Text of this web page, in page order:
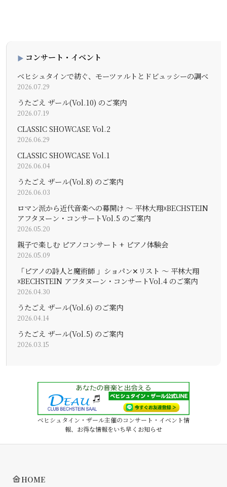
コンサート・イベント
ベヒシュタインで紡ぐ、モーツァルトとドビュッシーの調べ
2026.07.29
うたごえ ザール(Vol.10) のご案内
2026.07.19
CLASSIC SHOWCASE Vol.2
2026.06.29
CLASSIC SHOWCASE Vol.1
2026.06.04
うたごえ ザール(Vol.8) のご案内
2026.06.03
ロマン派から近代音楽への幕開け 〜 平林大翔☓BECHSTEIN
アフタヌーン・コンサートVol.5 のご案内
2026.05.20
親子で楽しむ ピアノコンサート + ピアノ体験会
2026.05.09
「ピアノの詩人と魔術師 」ショパン✕リスト 〜 平林大翔
☓BECHSTEIN アフタヌーン・コンサートVol.4 のご案内
2026.04.30
うたごえ ザール(Vol.6) のご案内
2026.04.14
うたごえ ザール(Vol.5) のご案内
2026.03.15
ベヒシュタイン・ザール主催のコンサート・イベント情
報、お得な情報をいち早くお知らせ
HOME